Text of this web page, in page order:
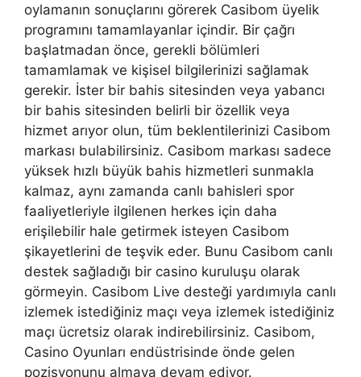
oylamanın sonuçlarını görerek Casibom üyelik
programını tamamlayanlar içindir. Bir çağrı
başlatmadan önce, gerekli bölümleri
tamamlamak ve kişisel bilgilerinizi sağlamak
gerekir. İster bir bahis sitesinden veya yabancı
bir bahis sitesinden belirli bir özellik veya
hizmet arıyor olun, tüm beklentilerinizi Casibom
markası bulabilirsiniz. Casibom markası sadece
yüksek hızlı büyük bahis hizmetleri sunmakla
kalmaz, aynı zamanda canlı bahisleri spor
faaliyetleriyle ilgilenen herkes için daha
erişilebilir hale getirmek isteyen Casibom
şikayetlerini de teşvik eder. Bunu Casibom canlı
destek sağladığı bir casino kuruluşu olarak
görmeyin. Casibom Live desteği yardımıyla canlı
izlemek istediğiniz maçı veya izlemek istediğiniz
maçı ücretsiz olarak indirebilirsiniz. Casibom,
Casino Oyunları endüstrisinde önde gelen
pozisyonunu almaya devam ediyor.